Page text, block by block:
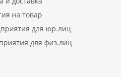
на товар
для юр.лиц
для физ.лиц